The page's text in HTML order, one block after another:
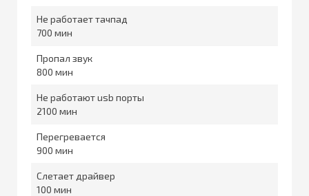
Не работает тачпад
700
Пропал звук
800
Не работают usb порты
2100
Перегревается
900
Слетает драйвер
100